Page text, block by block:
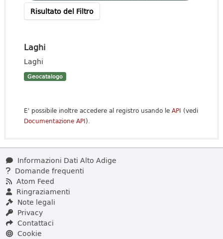
Risultato del Filtro
Laghi
Laghi
Geocatalogo
E' possibile inoltre accedere al registro usando le API (vedi
Documentazione API).
Informazioni Dati Alto Adige
Domande frequenti
Atom Feed
Ringraziamenti
Note legali
Privacy
Contattaci
Cookie